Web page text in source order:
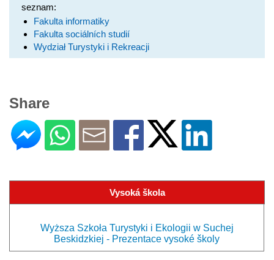
seznam:
Fakulta informatiky
Fakulta sociálních studií
Wydział Turystyki i Rekreacji
Share
Vysoká škola
Wyższa Szkoła Turystyki i Ekologii w Suchej
Beskidzkiej - Prezentace vysoké školy